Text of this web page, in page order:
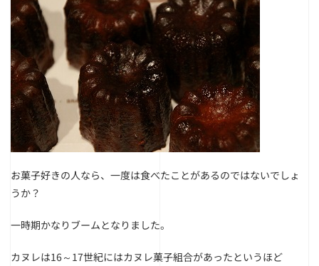
お菓子好きの人なら、一度は食べたことがあるのではないでしょ
うか？
一時期かなりブームとなりました。
カヌレは16～17世紀にはカヌレ菓子組合があったというほど